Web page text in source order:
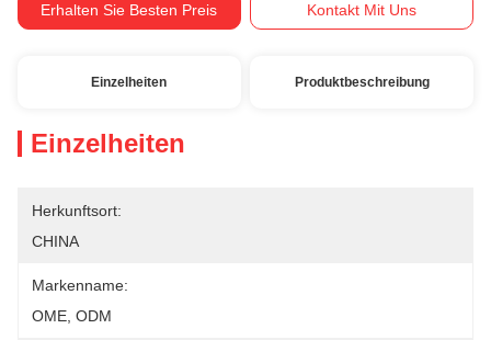
Erhalten Sie Besten Preis Kontakt Mit Uns
Einzelheiten Produktbeschreibung
Einzelheiten
Herkunftsort:
CHINA
Markenname:
OME, ODM